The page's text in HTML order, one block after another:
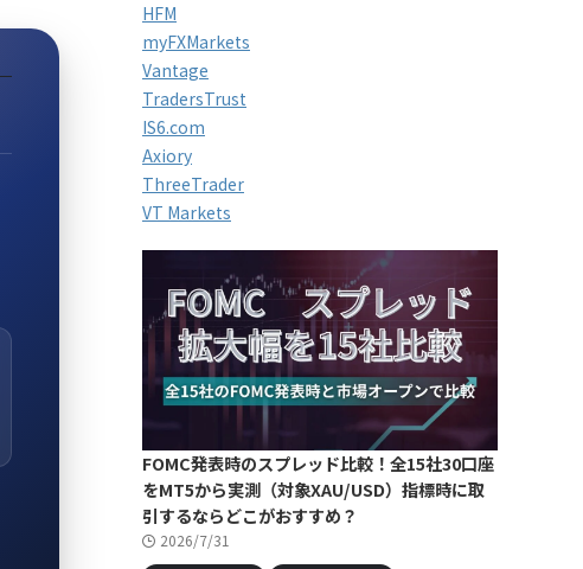
HFM
myFXMarkets
Vantage
TradersTrust
IS6.com
Axiory
ThreeTrader
VT Markets
FOMC発表時のスプレッド比較！全15社30口座
をMT5から実測（対象XAU/USD）指標時に取
引するならどこがおすすめ？
2026/7/31